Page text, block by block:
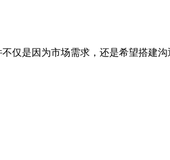
仅是因为市场需求，还是希望搭建沟